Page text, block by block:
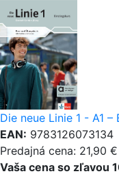
Die neue Linie 1 - A1
EAN: 9783126073134
Predajná cena: 21,90 €
Vaša cena so zľavou